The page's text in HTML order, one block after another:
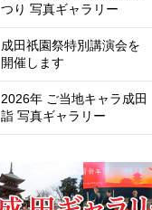
つり 写真ギャラリー
成田祇園祭特別講演会を
開催します
2026年 ご当地キャラ成田
詣 写真ギャラリー